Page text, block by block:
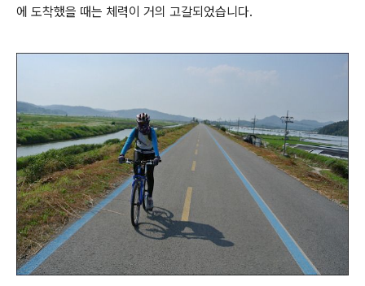
에 도착했을 때는 체력이 거의 고갈되었습니다.